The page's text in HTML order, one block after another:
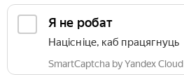
Я не робат
Націсніце, каб працягнуць
SmartCaptcha by Yandex Cloud